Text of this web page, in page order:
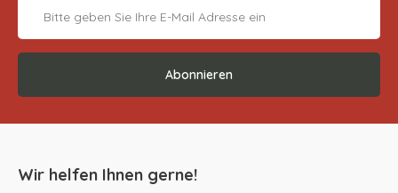
Abonnieren
Wir helfen Ihnen gerne!